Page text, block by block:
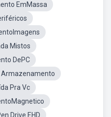
EmMassa
Mistos
DePC
Armazenamento
Pra Vc
Drive EHD